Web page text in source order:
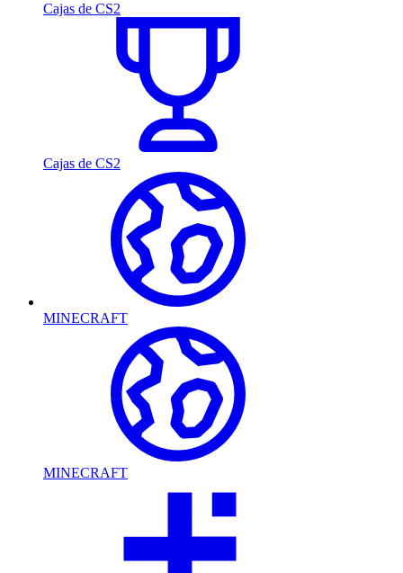
Cajas de CS2
Cajas de CS2
MINECRAFT
MINECRAFT